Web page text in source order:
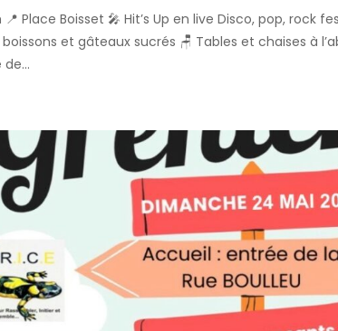
Place Boisset 🎤 Hit’s Up en live Disco, pop, rock
boissons et gâteaux sucrés 🪑 Tables et chaises à